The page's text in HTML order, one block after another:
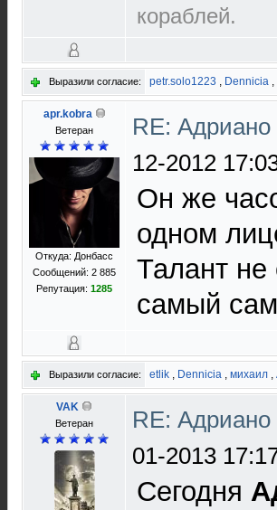
кораблей.
Выразили согласие: petr.solo1223 , Dennicia ,
apr.kobra
Ветеран
Откуда: Донбасс
Сообщений: 2 885
Репутация: 1285
RE:
12-2012
Он же
одном
Талант не
самый
Выразили согласие: etlik , Dennicia , михаил ,
VAK
Ветеран
RE:
01-2013
Сегодня